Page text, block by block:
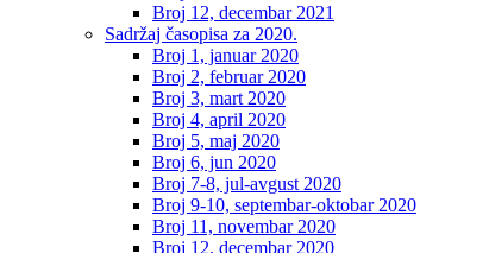
Broj 12, decembar 2021
Sadržaj časopisa za 2020.
Broj 1, januar 2020
Broj 2, februar 2020
Broj 3, mart 2020
Broj 4, april 2020
Broj 5, maj 2020
Broj 6, jun 2020
Broj 7-8, jul-avgust 2020
Broj 9-10, septembar-oktobar 2020
Broj 11, novembar 2020
Broj 12, decembar 2020